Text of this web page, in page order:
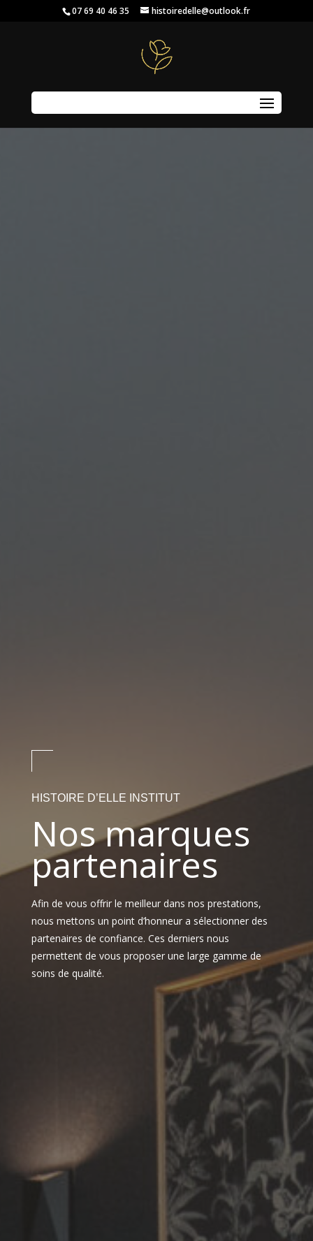
07 69 40 46 35 histoiredelle@outlook.fr
HISTOIRE D’ELLE INSTITUT
Nos marques
partenaires
Afin de vous offrir le meilleur dans nos prestations,
nous mettons un point d’honneur a sélectionner des
partenaires de confiance. Ces derniers nous
permettent de vous proposer une large gamme de
soins de qualité.